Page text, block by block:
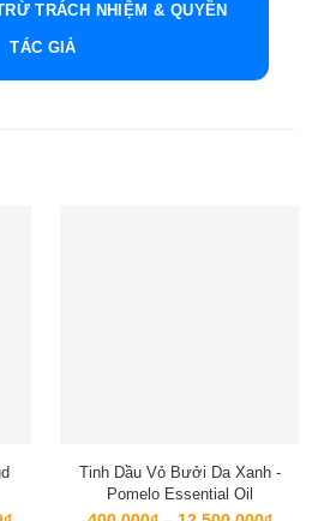
TRÁCH NHIỆM & QUYỀN
TÁC GIẢ
Tinh Dầu Vỏ Bưởi Da Xanh -
Pomelo Essential Oil